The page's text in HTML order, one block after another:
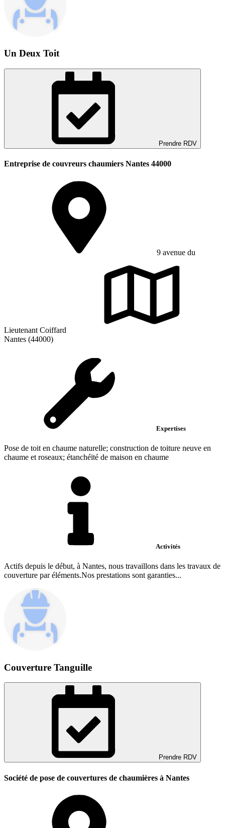
Un Deux Toit
Prendre RDV
Entreprise de couvreurs chaumiers Nantes 44000
9 avenue du
Lieutenant Coiffard
Nantes (44000)
Expertises
Pose de toit en chaume naturelle; construction de toiture neuve en
chaume et roseaux; étanchéïté de maison en chaume
Activités
Actifs depuis le début, à Nantes, nous travaillons dans les travaux de
couverture par éléments.Nos prestations sont garanties...
Couverture Tanguille
Prendre RDV
Société de pose de couvertures de chaumières à Nantes